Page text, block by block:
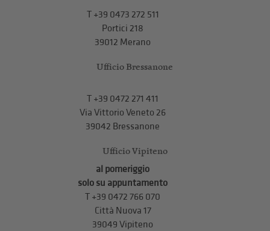
T+39 0473 272 511
Portici 218
39012 Merano
Ufficio Bressanone
T +39 0472 271 411
Via Vittorio Veneto 26
39042 Bressanone
Ufficio Vipiteno
al pomeriggio
solo su appuntamento
T +39 0472 766 070
Città Nuova 17
39049 Vipiteno